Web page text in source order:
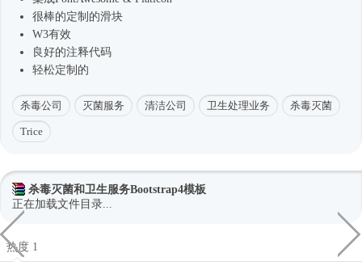
很棒的定制的滑块
W3有效
良好的注释代码
轻松定制的
杀毒公司 灭菌服务 清洁公司 卫生处理业务 杀毒灭菌
Trice
杀毒灭菌和卫生服务Bootstrap4模板
正在加载文件目录...
热度 1